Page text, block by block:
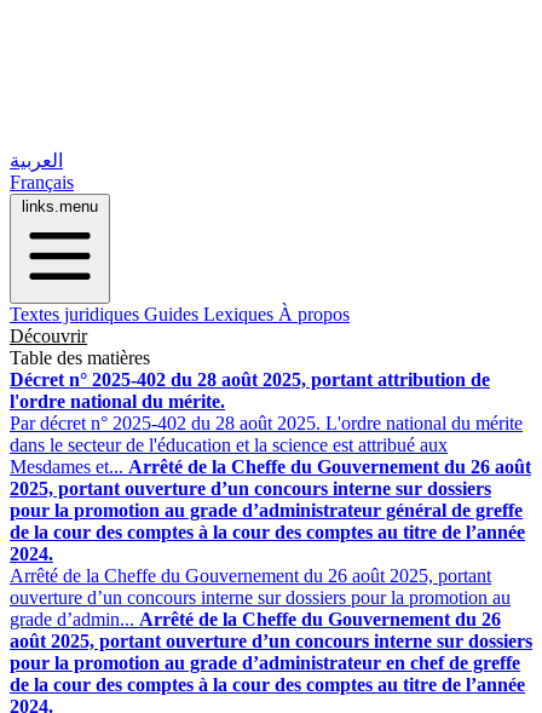
العربية
Français
links.menu
Textes juridiques Guides Lexiques À propos
Découvrir
Table des matières
Décret n° 2025-402 du 28 août 2025, portant attribution de
l'ordre national du mérite.
Par décret n° 2025-402 du 28 août 2025. L'ordre national du mérite
dans le secteur de l'éducation et la science est attribué aux
Mesdames et... Arrêté de la Cheffe du Gouvernement du 26 août
2025, portant ouverture d’un concours interne sur dossiers
pour la promotion au grade d’administrateur général de greffe
de la cour des comptes à la cour des comptes au titre de l’année
2024.
Arrêté de la Cheffe du Gouvernement du 26 août 2025, portant
ouverture d’un concours interne sur dossiers pour la promotion au
grade d’admin... Arrêté de la Cheffe du Gouvernement du 26
août 2025, portant ouverture d’un concours interne sur dossiers
pour la promotion au grade d’administrateur en chef de greffe
de la cour des comptes à la cour des comptes au titre de l’année
2024.